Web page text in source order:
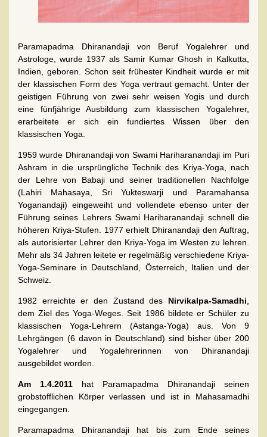
Paramapadma Dhiranandaji von Beruf Yogalehrer und
Astrologe, wurde 1937 als Samir Kumar Ghosh in Kalkutta,
Indien, geboren. Schon seit frühester Kindheit wurde er mit
der klassischen Form des Yoga vertraut gemacht. Unter der
geistigen Führung von zwei sehr weisen Yogis und durch
eine fünfjährige Ausbildung zum klassischen Yogalehrer,
erarbeitete er sich ein fundiertes Wissen über den
klassischen Yoga.
1959 wurde Dhiranandaji von Swami Hariharanandaji im Puri
Ashram in die ursprüngliche Technik des Kriya-Yoga, nach
der Lehre von Babaji und seiner traditionellen Nachfolge
(Lahiri Mahasaya, Sri Yukteswarji und Paramahansa
Yoganandaji) eingeweiht und vollendete ebenso unter der
Führung seines Lehrers Swami Hariharanandaji schnell die
höheren Kriya-Stufen. 1977 erhielt Dhiranandaji den Auftrag,
als autorisierter Lehrer den Kriya-Yoga im Westen zu lehren.
Mehr als 34 Jahren leitete er regelmäßig verschiedene Kriya-
Yoga-Seminare in Deutschland, Österreich, Italien und der
Schweiz.
1982 erreichte er den Zustand des Nirvikalpa-Samadhi
dem Ziel des Yoga-Weges. Seit 1986 bildete er Schüler zu
klassischen Yoga-Lehrern (Astanga-Yoga) aus. Von 9
Lehrgängen (6 davon in Deutschland) sind bisher über 200
Yogalehrer und Yogalehrerinnen von Dhiranandaji
ausgebildet worden.
Am 1.4.2011 hat Paramapadma Dhiranandaji seinen
grobstofflichen Körper verlassen und ist in Mahasamadhi
eingegangen.
Paramapadma Dhiranandaji hat bis zum Ende seines